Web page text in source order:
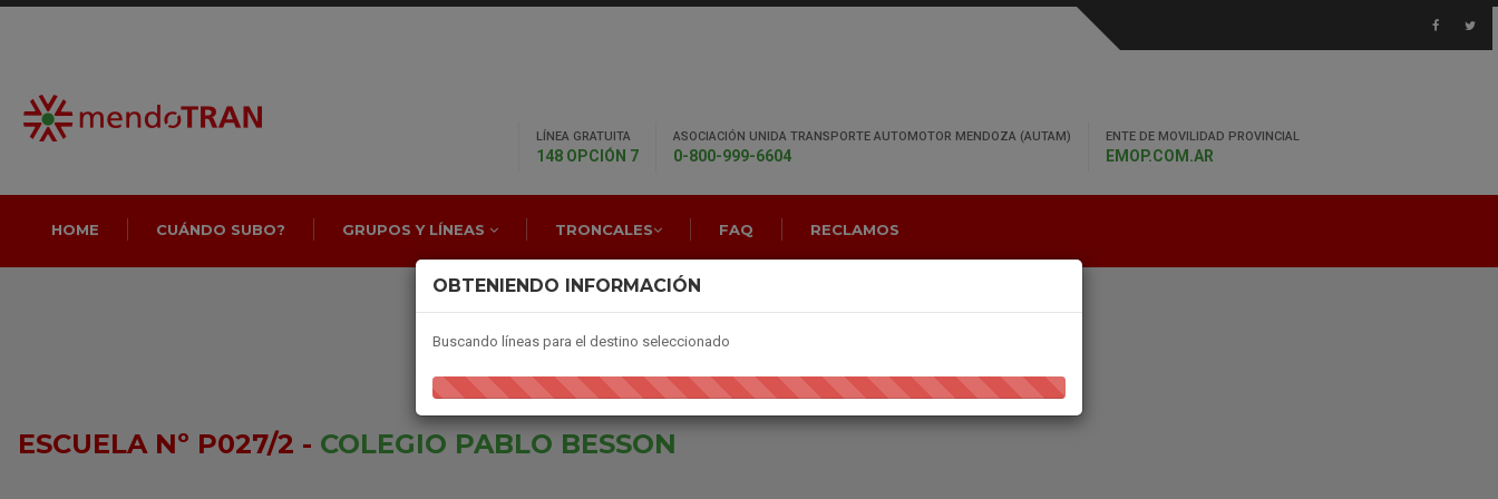
LÍNEA GRATUITA
148 OPCIÓN 7
ASOCIACIÓN UNIDA TRANSPORTE AUTOMOTOR MENDOZA (AUTAM)
0-800-999-6604
ENTE DE MOVILIDAD PROVINCIAL
EMOP.COM.AR
HOME CUÁNDO SUBO? GRUPOS Y LÍNEAS TRONCALES FAQ RECLAMOS
ESCUELA Nº P027/2 - COLEGIO PABLO BESSON
OBTENIENDO INFORMACIÓN
Buscando líneas para el destino seleccionado